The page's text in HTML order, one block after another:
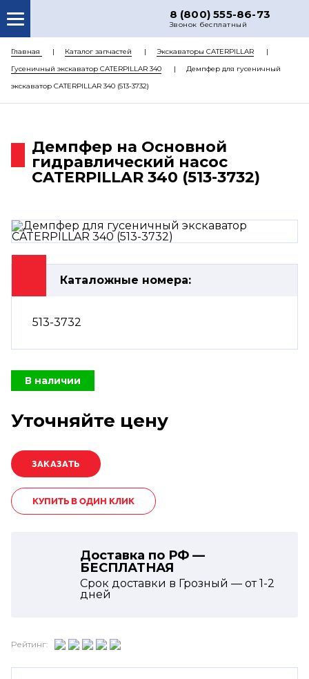
8 (800) 555-86-73
Звонок бесплатный
О НАС
КАТАЛОГ ЗАПЧАСТЕЙ
РЕМОНТ
ЦЕНЫ
КОНТАКТЫ
Главная Каталог запчастей
Экскаваторы CATERPILLAR
Гусеничный экскаватор CATERPILLAR 340
Демпфер для гусеничный
экскаватор CATERPILLAR 340 (513-3732)
Демпфер на Основной
гидравлический насос
CATERPILLAR 340 (513-3732)
Каталожные номера:
513-3732
В наличии
Уточняйте цену
КУПИТЬ В ОДИН КЛИК
Доставка по РФ —
БЕСПЛАТНАЯ
Срок доставки в Грозный — от1-2
дней
Рейтинг: